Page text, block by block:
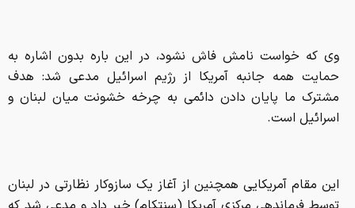
وی که خواست نامش فاش نشود، در این باره بدون اشاره به
حمایت همه جانبه آمریکا از رژیم اسرائیل مدعی شد: هدف
مشترک ما پایان دادن دائمی به چرخه خشونت میان لبنان و
اسرائیل است.
این مقام آمریکایی همچنین از آغاز یک سازوکار نظارتی در لبنان